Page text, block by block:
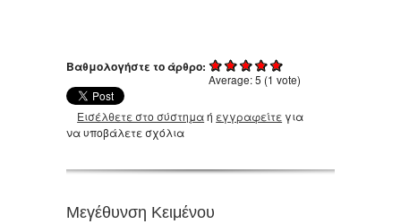
Βαθμολογήστε το άρθρο:
Average:5 (1 vote)
Εισέλθετε στο σύστημαή εγγραφείτε για
να υποβάλετε σχόλια
Μεγέθυνση Κειμένου